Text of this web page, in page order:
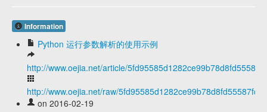
Information
Python 运行参数解析的使用示例
http://www.oejia.net/article/
http://www.oejia.net/raw/5fd95585d1282ce99b78d8fd55587fc9
on 2016-02-19